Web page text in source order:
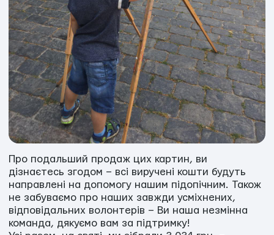
Про подальший продаж цих картин, ви
дізнаєтесь згодом – всі виручені кошти будуть
направлені на допомогу нашим підопічним. Також
не забуваємо про наших завжди усміхнених,
відповідальних волонтерів – Ви наша незмінна
команда, дякуємо вам за підтримку!